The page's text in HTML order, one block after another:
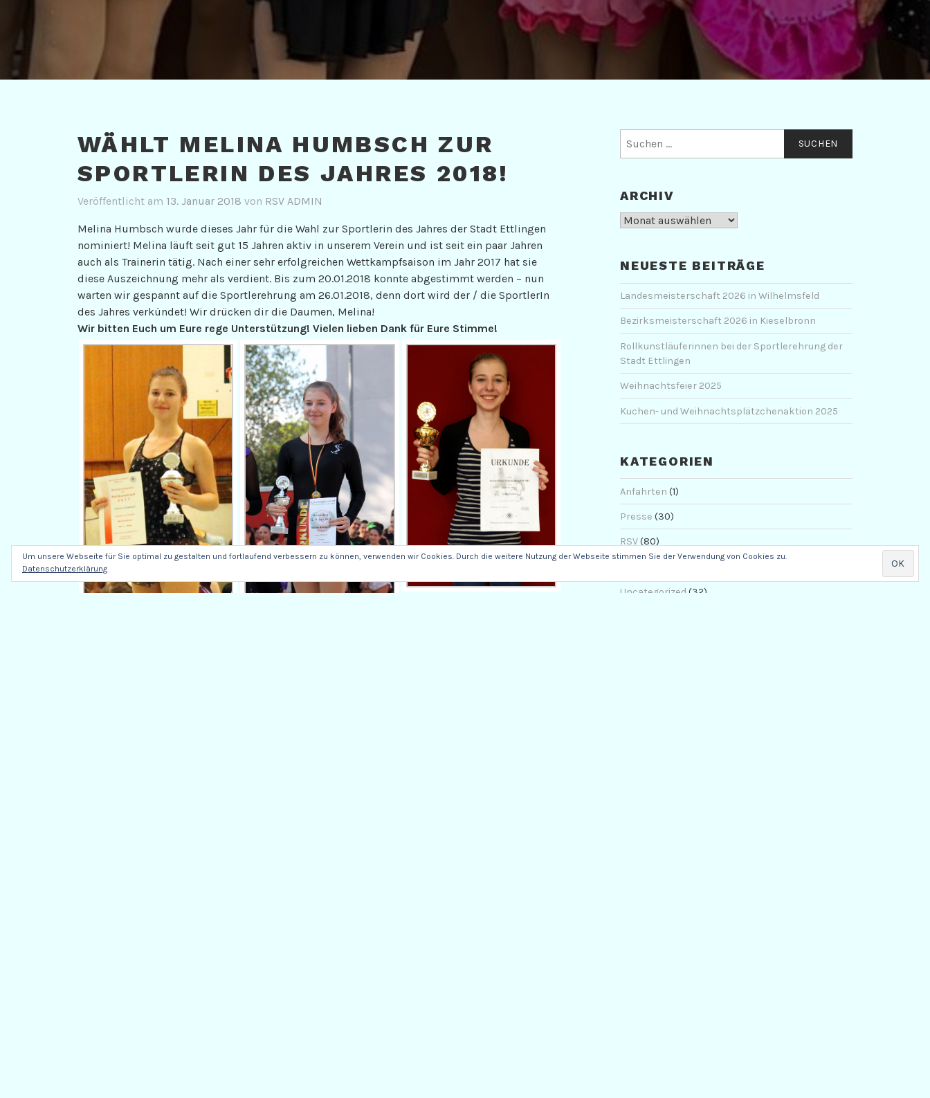
WÄHLT MELINA HUMBSCH ZUR
SPORTLERIN DES JAHRES 2018!
Veröffentlicht am 13. Januar 2018 von RSV ADMIN
Melina Humbsch wurde dieses Jahr für die Wahl zur Sportlerin des Jahres der Stadt Ettlingen
nominiert! Melina läuft seit gut 15 Jahren aktiv in unserem Verein und ist seit ein paar Jahren
auch als Trainerin tätig. Nach einer sehr erfolgreichen Wettkampfsaison im Jahr 2017 hat sie
diese Auszeichnung mehr als verdient. Bis zum 20.01.2018 konnte abgestimmt werden – nun
warten wir gespannt auf die Sportlerehrung am 26.01.2018, denn dort wird der / die SportlerIn
des Jahres verkündet! Wir drücken dir die Daumen, Melina!
Wir bitten Euch um Eure rege Unterstützung! Vielen lieben Dank für Eure Stimme!
nach:
ARCHIV
Archiv
NEUESTE BEITRÄGE
Landesmeisterschaft 2026 in Wilhelmsfeld
Bezirksmeisterschaft 2026 in Kieselbronn
Rollkunstläuferinnen bei der Sportlerehrung der
Stadt Ettlingen
Weihnachtsfeier 2025
Kuchen- und Weihnachtsplätzchenaktion 2025
KATEGORIEN
Anfahrten (1)
Presse (30)
RSV(80)
Uncategorized (32)
Um unsere Webseite für Sie optimal zu gestalten und fortlaufend verbessern zu können, verwenden wir Cookies. Durch die weitere Nutzung der Webseite stimmen Sie der Verwendung von Cookies zu.
Datenschutzerklärung